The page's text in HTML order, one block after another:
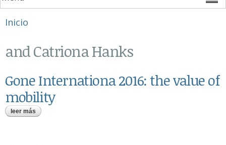
Se encuentra usted aquí
Inicio
and Catriona Hanks
Gone Internationa 2016: the value of
mobility
leer más sobre gone internationa 2016: the value of mobility